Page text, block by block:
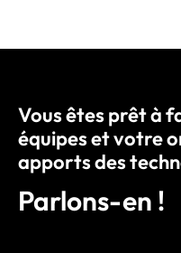
Vous êtes prêt à
équipes et votre
apports des
Parlons-en !